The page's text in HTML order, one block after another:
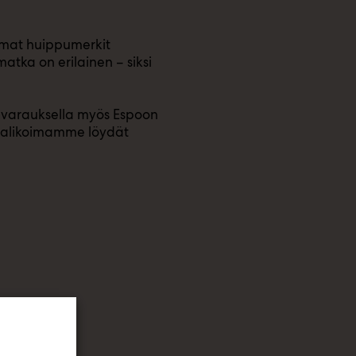
huippumerkit
on erilainen – siksi
myös Espoon
löydät